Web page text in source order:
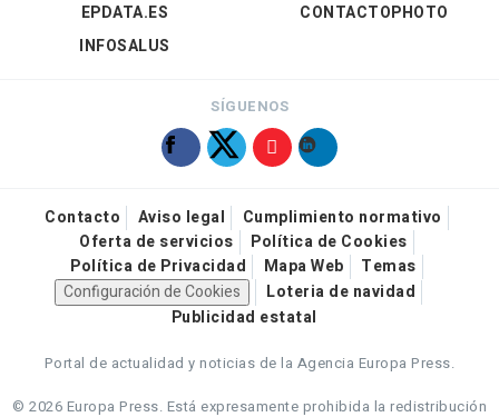
EPDATA.ES
INFOSALUS
CONTACTOPHOTO
SÍGUENOS
Contacto Aviso legal
Cumplimiento normativo
Oferta de servicios
Política de Cookies
Política de Privacidad
Mapa Web
Temas
Configuración de Cookies
Loteria de navidad
Publicidad estatal
Portal de actualidad y noticias de la Agencia Europa Press.
© 2026 Europa Press. Está expresamente prohibida la redistribución